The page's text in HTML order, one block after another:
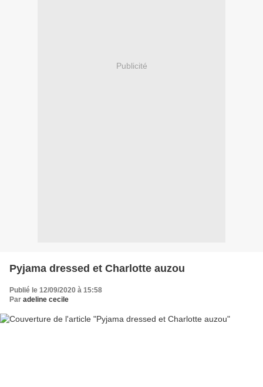
Publicité
Pyjama dressed et Charlotte auzou
Publié le 12/09/2020 à 15:58
Par adeline cecile